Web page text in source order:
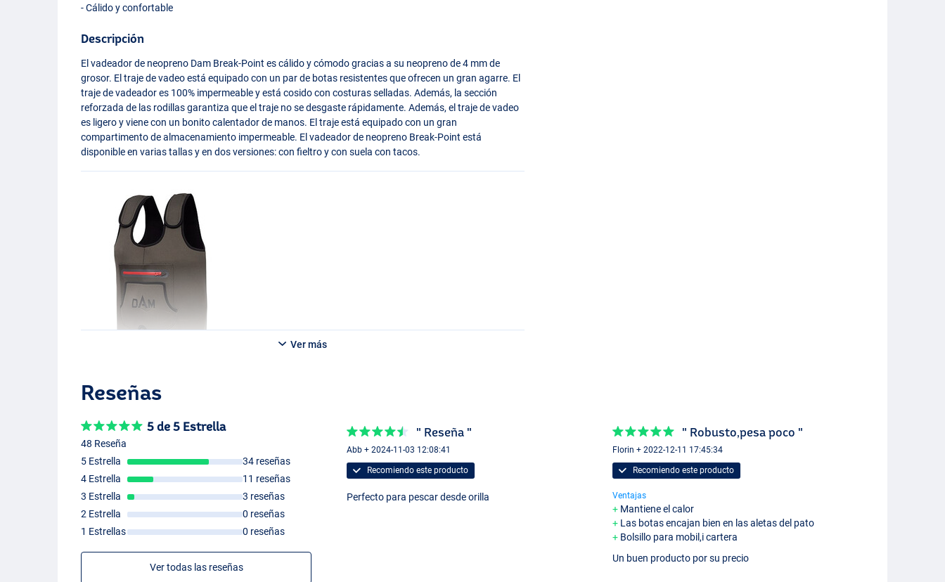
- Cálido y confortable
Descripción
El vadeador de neopreno Dam Break-Point es cálido y cómodo gracias a su neopreno de 4 mm de
grosor. El traje de vadeo está equipado con un par de botas resistentes que ofrecen un gran agarre. El
traje de vadeador es 100% impermeable y está cosido con costuras selladas. Además, la sección
reforzada de las rodillas garantiza que el traje no se desgaste rápidamente. Además, el traje de vadeo
es ligero y viene con un bonito calentador de manos. El traje está equipado con un gran
compartimento de almacenamiento impermeable. El vadeador de neopreno Break-Point está
disponible en varias tallas y en dos versiones: con fieltro y con suela con tacos.
Ver más
Reseñas
5 de 5 Estrella
48 Reseña
5 Estrella
34 reseñas
4 Estrella
11 reseñas
3 Estrella
3 reseñas
2 Estrella
0 reseñas
1 Estrellas
0 reseñas
Ver todas las reseñas
" Reseña "
Abb + 2024-11-03 12:08:41
Recomiendo este producto
Perfecto para pescar desde orilla
" Robusto,pesa poco "
Florin + 2022-12-11 17:45:34
Recomiendo este producto
Ventajas
Mantiene el calor
Las botas encajan bien en las aletas del pato
Bolsillo para mobil,i cartera
Un buen producto por su precio